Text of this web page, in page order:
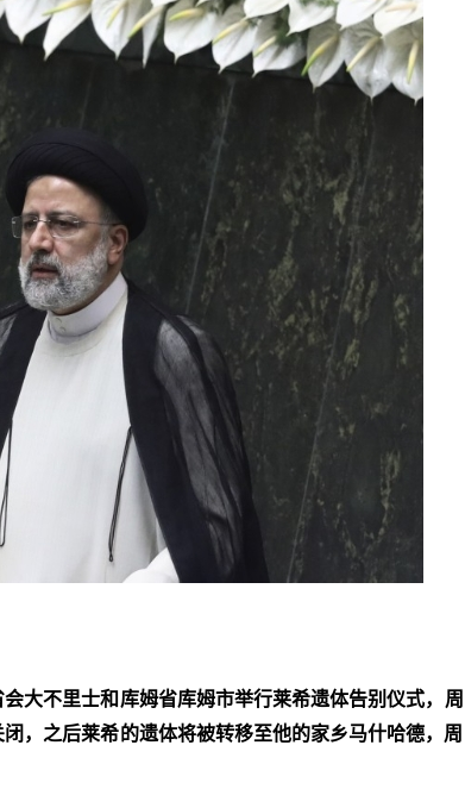
大不里士和库姆省库姆市举行莱希遗体告别仪式，周
，之后莱希的遗体将被转移至他的家乡马什哈德，周